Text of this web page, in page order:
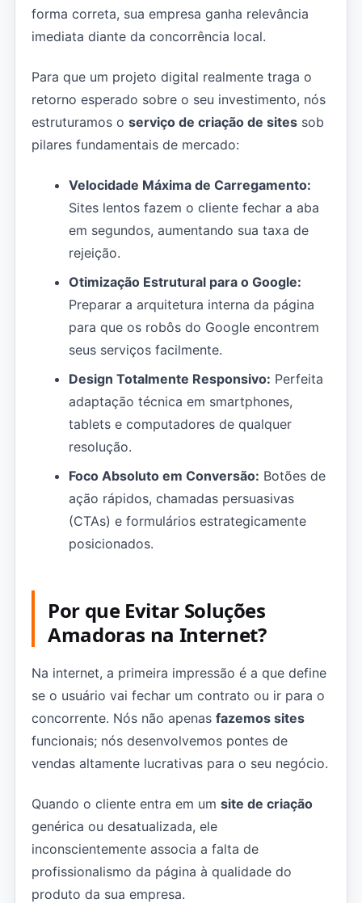
forma correta, sua empresa ganha relevância
imediata diante da concorrência local.
Para que um projeto digital realmente traga o
retorno esperado sobre o seu investimento, nós
estruturamos o serviço de criação de sites sob
pilares fundamentais de mercado:
Velocidade Máxima de Carregamento:
Sites lentos fazem o cliente fechar a aba
em segundos, aumentando sua taxa de
rejeição.
Otimização Estrutural para o Google:
Preparar a arquitetura interna da página
para que os robôs do Google encontrem
seus serviços facilmente.
Design Totalmente Responsivo: Perfeita
adaptação técnica em smartphones,
tablets e computadores de qualquer
resolução.
Foco Absoluto em Conversão: Botões de
ação rápidos, chamadas persuasivas
(CTAs) e formulários estrategicamente
posicionados.
Por que Evitar Soluções
Amadoras na Internet?
Na internet, a primeira impressão é a que define
se o usuário vai fechar um contrato ou ir para o
concorrente. Nós não apenas fazemos sites
funcionais; nós desenvolvemos pontes de
vendas altamente lucrativas para o seu negócio.
Quando o cliente entra em um site de criação
genérica ou desatualizada, ele
inconscientemente associa a falta de
profissionalismo da página à qualidade do
produto da sua empresa.